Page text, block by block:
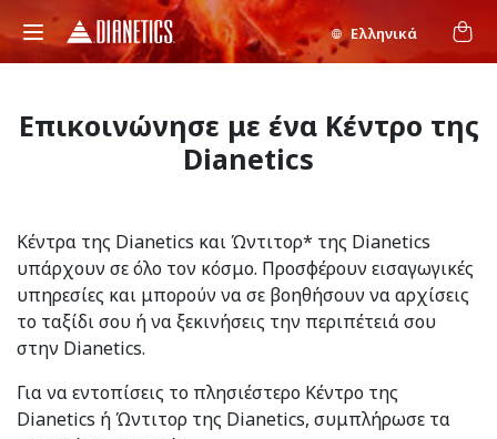
Ελληνικά
Επικοινώνησε με ένα Κέντρο της
Dianetics
Κέντρα της Dianetics και Ώντιτορ* της Dianetics
υπάρχουν σε όλο τον κόσμο. Προσφέρουν εισαγωγικές
υπηρεσίες και μπορούν να σε βοηθήσουν να αρχίσεις
το ταξίδι σου ή να ξεκινήσεις την περιπέτειά σου
στην Dianetics.
Για να εντοπίσεις το πλησιέστερο Κέντρο της
Dianetics ή Ώντιτορ της Dianetics, συμπλήρωσε τα